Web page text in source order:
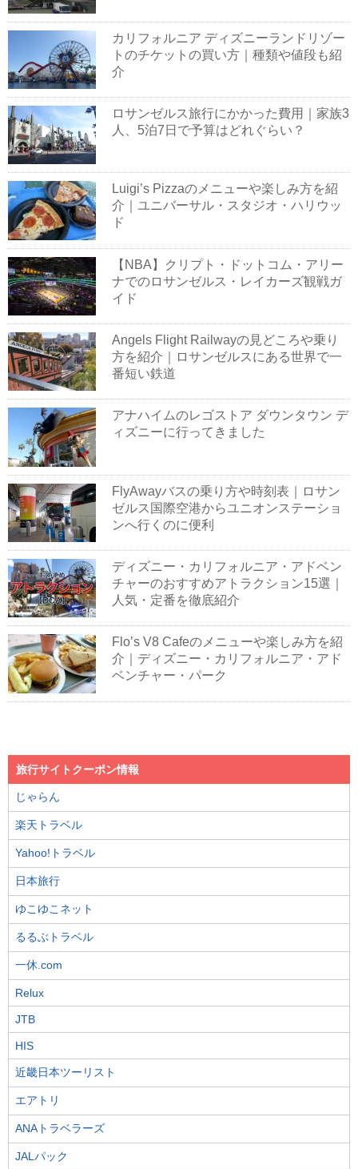
カリフォルニア ディズニーランドリゾー
トのチケットの買い方｜種類や値段も紹
介
ロサンゼルス旅行にかかった費用｜家族3
人、5泊7日で予算はどれぐらい？
Luigi’s Pizzaのメニューや楽しみ方を紹
介｜ユニバーサル・スタジオ・ハリウッ
ド
【NBA】クリプト・ドットコム・アリー
ナでのロサンゼルス・レイカーズ観戦ガ
イド
Angels Flight Railwayの見どころや乗り
方を紹介｜ロサンゼルスにある世界で一
番短い鉄道
アナハイムのレゴストア ダウンタウン デ
ィズニーに行ってきました
FlyAwayバスの乗り方や時刻表｜ロサン
ゼルス国際空港からユニオンステーショ
ンへ行くのに便利
ディズニー・カリフォルニア・アドベン
チャーのおすすめアトラクション15選｜
人気・定番を徹底紹介
Flo’s V8 Cafeのメニューや楽しみ方を紹
介｜ディズニー・カリフォルニア・アド
ベンチャー・パーク
旅行サイトクーポン情報
じゃらん
楽天トラベル
Yahoo!トラベル
日本旅行
ゆこゆこネット
るるぶトラベル
一休.com
Relux
JTB
HIS
近畿日本ツーリスト
エアトリ
ANAトラベラーズ
JALパック